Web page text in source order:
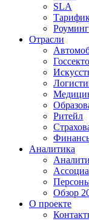
SLA
Роуминг
Отрасли
Ритейл
Аналитика
Обзор
О проекте